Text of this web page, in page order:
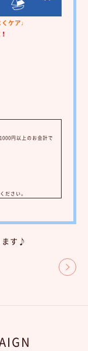
ケア♩
円以上のお会計で
ださい。
ます♪